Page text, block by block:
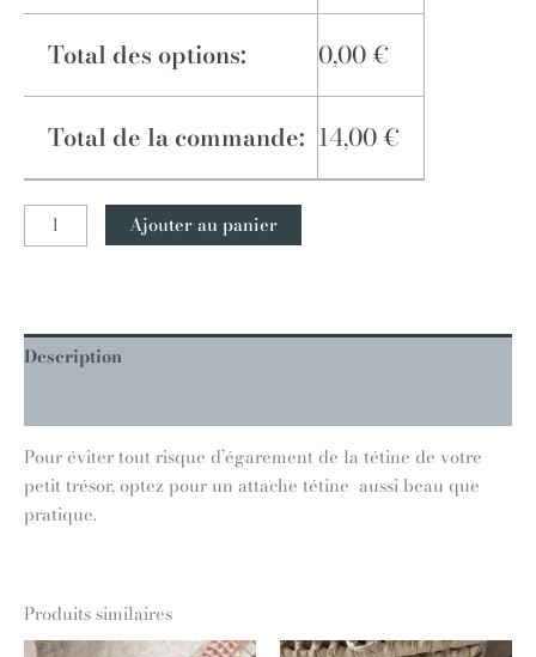
Total des options: 0,00€
Total de la commande: 14,00€
Ajouter au panier
Description
Pour éviter tout risque d’égarement de la tétine de votre
petit trésor, optez pour un attache tétine aussi beau que
pratique.
Produits similaires